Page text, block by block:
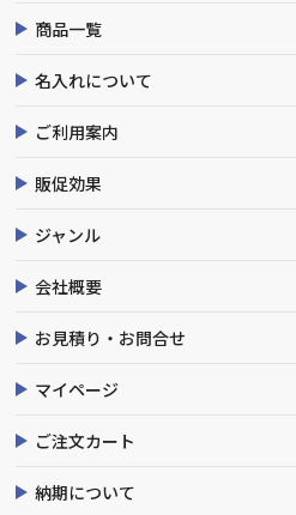
商品一覧
名入れについて
ご利用案内
販促効果
ジャンル
会社概要
お見積り・お問合せ
マイページ
ご注文カート
納期について